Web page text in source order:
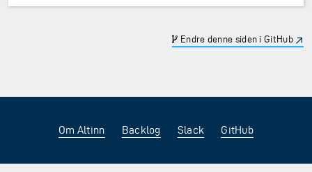
Endre denne siden i GitHub
Om Altinn Backlog Slack GitHub